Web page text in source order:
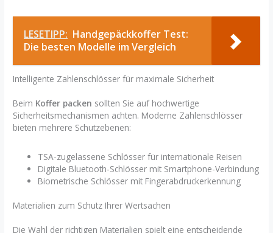
LESETIPP: Handgepäckkoffer Test:
Die besten Modelle im Vergleich
Intelligente Zahlenschlösser für maximale Sicherheit
Beim Koffer packen sollten Sie auf hochwertige
Sicherheitsmechanismen achten. Moderne Zahlenschlösser
bieten mehrere Schutzebenen:
TSA-zugelassene Schlösser für internationale Reisen
Digitale Bluetooth-Schlösser mit Smartphone-Verbindung
Biometrische Schlösser mit Fingerabdruckerkennung
Materialien zum Schutz Ihrer Wertsachen
Die Wahl der richtigen Materialien spielt eine entscheidende